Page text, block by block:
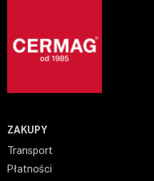
ZAKUPY
Transport
Płatności